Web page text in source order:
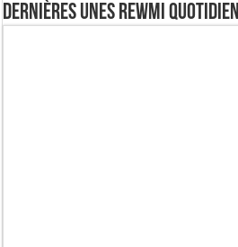
Dernières Unes Rewmi Quotidien